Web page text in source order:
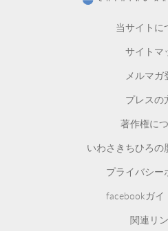
当サイトに
サイトマ
メルマガ
プレスの
著作権に
いわさきちひろの
プライバシー
facebookガイ
関連リ